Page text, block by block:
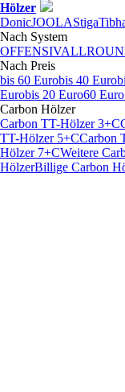
Hölzer
DonicJOOLAStiga
Nach System
OFFENSIV
Nach Preis
bis 60 Eurobis 40 Euro
Eurobis 20 Euro60
Carbon Hölzer
Carbon TT-Hölzer 3+C
TT-Hölzer 5+CCarbon
Hölzer 7+CWeitere
HölzerBillige Carbon